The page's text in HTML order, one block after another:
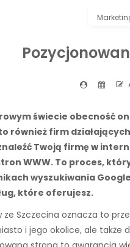
świecie obecność
również firm
Twoją firmę w
WWW. To proces,
wyszukiwania
które oferujesz.
ze Szczecina oznacza to
i jego okolice, ale także